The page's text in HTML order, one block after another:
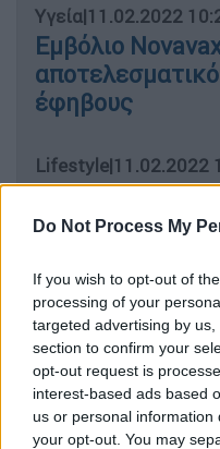
Do Not Process My
If you wish to opt-out of
processing of your
targeted advertising by
section to confirm your
opt-out request is
interest-based ads based
us or personal
your opt-out. You may
Υγεία|11.02.2022
Εμβόλιο
έφηβους
Lifestyle|11.02.2022
Καμίλα: Πώς η
γυναίκα της
Πολιτική|11.02.2022
Θεοδωρικάκος:
πρόσωπο στη
Θα συλληφθεί